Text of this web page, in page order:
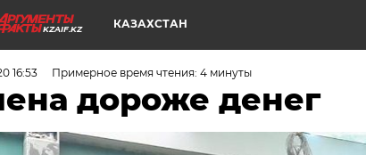
KZAIF.KZ КАЗАХСТАН
16:53 Примерное время чтения: 4 минуты
дороже денег